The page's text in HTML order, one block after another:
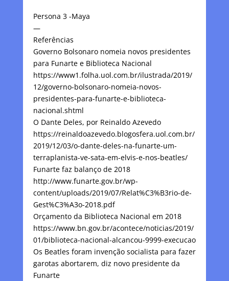
Persona 3 -Maya
—
Referências
Governo Bolsonaro nomeia novos presidentes
para Funarte e Biblioteca Nacional
https://www1.folha.uol.com.br/ilustrada/2019/
12/governo-bolsonaro-nomeia-novos-
presidentes-para-funarte-e-biblioteca-
nacional.shtml
O Dante Deles, por Reinaldo Azevedo
https://reinaldoazevedo.blogosfera.uol.com.br/
2019/12/03/o-dante-deles-na-funarte-um-
terraplanista-ve-sata-em-elvis-e-nos-beatles/
Funarte faz balanço de 2018
http://www.funarte.gov.br/wp-
content/uploads/2019/07/Relat%C3%B3rio-de-
Gest%C3%A3o-2018.pdf
Orçamento da Biblioteca Nacional em 2018
https://www.bn.gov.br/acontece/noticias/2019/
01/biblioteca-nacional-alcancou-9999-execucao
Os Beatles foram invenção socialista para fazer
garotas abortarem, diz novo presidente da
Funarte